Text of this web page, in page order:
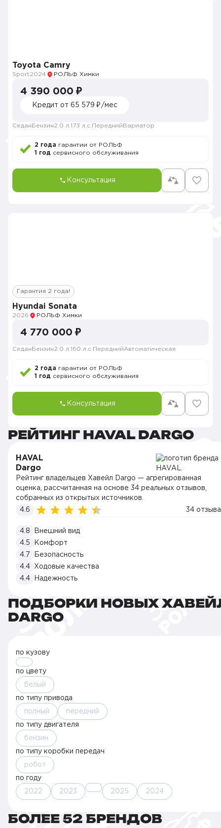
Toyota Camry
Sport2024 РОЛЬФ Химки
4 390 000 ₽
Кредит от 65 579 ₽/мес
Седан Бензин2.0 л. 173 л.с. Передний Вариатор
2 года гарантии от РОЛЬФ
1 год сервисного обслуживания
Консультация
Гарантия 2 года!
Hyundai Sonata
2026 РОЛЬФ Химки
4 770 000 ₽
Седан Бензин2.0 л. 160 л.с. ПереднийАвтоматическая
2 года гарантии от РОЛЬФ
1 год сервисного обслуживания
Консультация
РЕЙТИНГ HAVAL DARGO
HAVAL
Dargo
Рейтинг владельцев Хавейл Dargo — агрегированная
оценка, рассчитанная на основе 34 реальных отзывов,
собранных из открытых источников.
4.6
34 отзыва
4.8
Внешний вид
4.5
Комфорт
4.7
Безопасность
4.4
Ходовые качества
4.4
Надежность
ПОДБОРКИ НОВЫХ
DARGO
по кузову
по цвету
белый
по типу привода
полный передний
по типу двигателя
бензин
по типу коробки передач
робот
по году
2022 2023 2025 2024
БОЛЕЕ 52 БРЕНДОВ